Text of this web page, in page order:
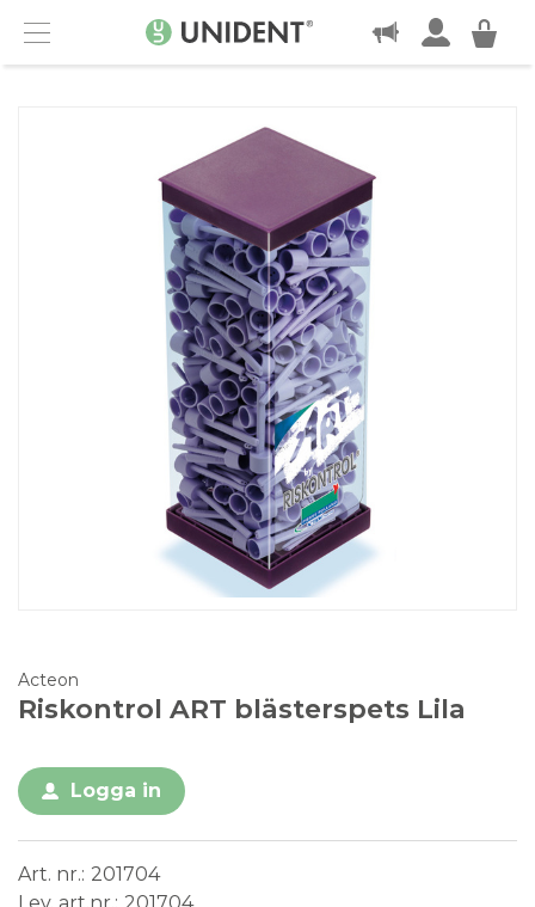
Menu
KONTAKT
Acteon
Riskontrol ART blästerspets Lila
Logga in
Art. nr. 201704